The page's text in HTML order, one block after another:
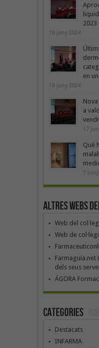
2023
18 juny 2024
en
18 juny 2024
a
17
Què
3
Altres webs del
Web del
Web de
Farmaguia.net
dels seus
ÁGORA
Categories
Destacats
INFARMA